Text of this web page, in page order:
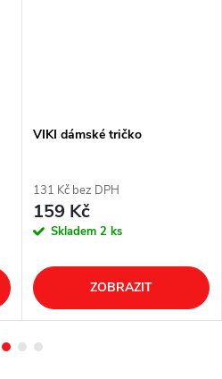
VIKI dámské tričko
131 Kč bez DPH
159 Kč
Skladem 2 ks
ZOBRAZIT